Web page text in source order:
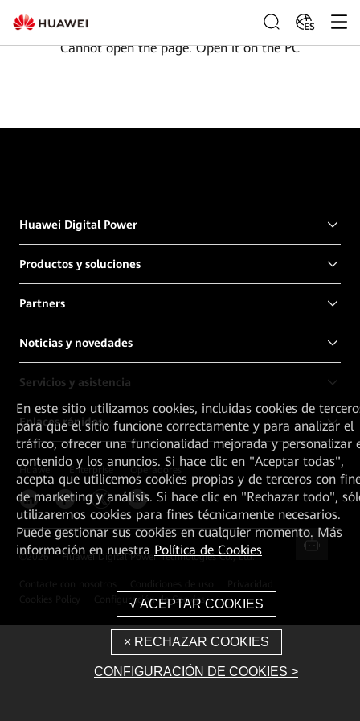
ES
Cannot open the page. Open it on the PC
Huawei Digital Power
Productos y soluciones
Partners
Noticias y novedades
Servicios y asistencia
Enlaces rápidos
Huawei Enterprise Operadores
©2026 Huawei Digital Power Technologies Co., Ltd.
Configuración de Cookies
En este sitio utilizamos cookies, incluidas cookies de
para que el sitio funcione correctamente y para analizar el
tráfico, ofrecer una funcionalidad mejorada y personalizar
contenido y los anuncios. Si hace clic en "Aceptar todas",
acepta que utilicemos cookies propias y de terceros con
de marketing y análisis. Si hace clic en "Rechazar todo",
utilizaremos cookies para fines técnicamente necesarios.
Puede gestionar sus cookies en cualquier momento. Más
información en nuestra Política de Cookies
CONFIGURACIÓN DE COOKIES >